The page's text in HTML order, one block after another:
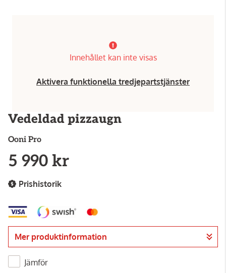
Innehållet kan inte visas
Aktivera funktionella tredjepartstjänster
Vedeldad pizzaugn
Ooni Pro
5 990 kr
Prishistorik
Mer produktinformation
Jämför